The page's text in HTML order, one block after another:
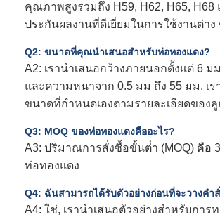
คุณภาพสูงรวมถึง H59, H62, H65, H68
ประกันผลงานที่ดีเยี่ยมในการใช้งานต่าง
Q2: ขนาดที่คุณนําเสนอสําหรับท่อทองแดง?
A2: เรานําเสนอกว้างภายนอกตั้งแต่ 6 ม
และความหนาจาก 0.5 มม ถึง 55 มม. เร
ขนาดที่กําหนดเองตามรายละเอียดของ
Q3: MOQ ของท่อทองแดงคืออะไร?
A3: ปริมาณการสั่งซื้อขั้นต่ํา (MOQ) คือ
ท่อทองแดง
Q4: ฉันสามารถได้รับตัวอย่างก่อนที่จะวางคํ
A4: ใช่, เรานําเสนอตัวอย่างสําหรับการ